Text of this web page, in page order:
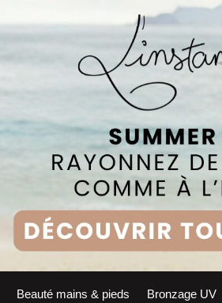
Beauté mains & pieds Bronzage UV